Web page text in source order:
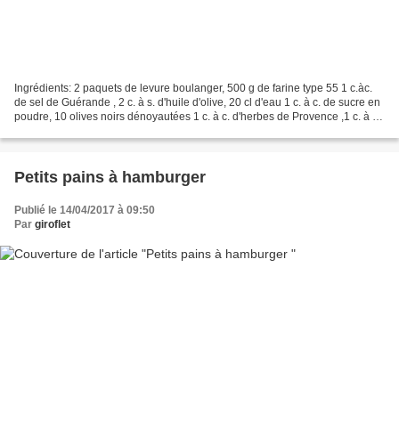
Ingrédients: 2 paquets de levure boulanger, 500 g de farine type 55 1 c.àc.
de sel de Guérande , 2 c. à s. d'huile d'olive, 20 cl d'eau 1 c. à c. de sucre en
poudre, 10 olives noirs dénoyautées 1 c. à c. d'herbes de Provence ,1 c. à c.
Petits pains à hamburger
Publié le 14/04/2017 à 09:50
Par giroflet